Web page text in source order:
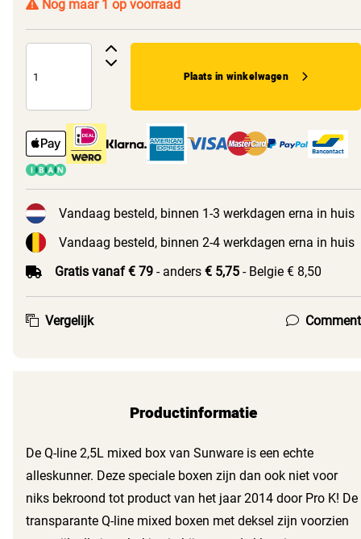
Nog maar 1 op voorraad
Plaats in winkelwagen
Vandaag besteld, binnen 1-3 werkdagen erna in huis
Vandaag besteld, binnen 2-4 werkdagen erna in huis
Gratis vanaf € 79 - anders € 5,75 - Belgie € 8,50
Vergelijk Comment
Productinformatie
De Q-line 2,5L mixed box van Sunware is een echte
alleskunner. Deze speciale boxen zijn dan ook niet voor
niks bekroond tot product van het jaar 2014 door Pro K! De
transparante Q-line mixed boxen met deksel zijn voorzien